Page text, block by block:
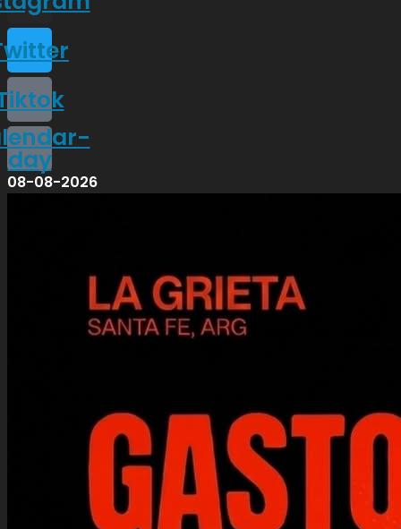
day
08-08-2026